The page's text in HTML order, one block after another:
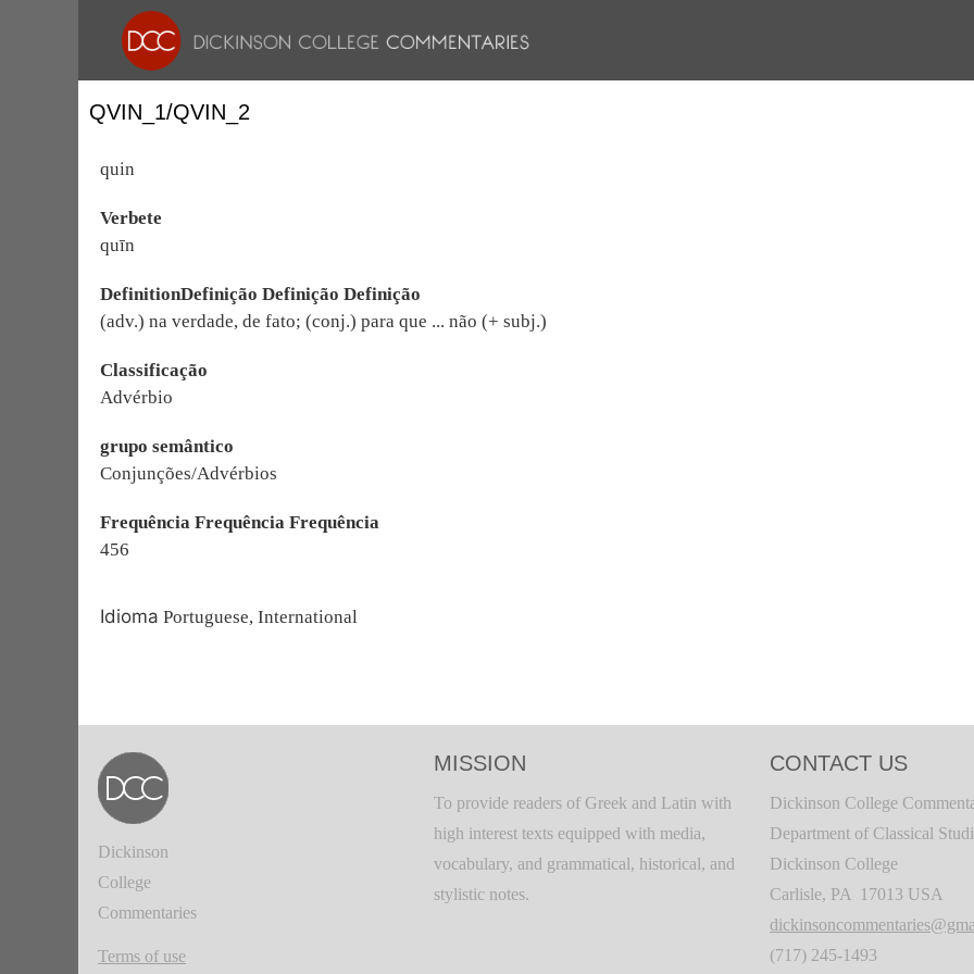
QVIN_1/QVIN_2
quin
Verbete
quīn
DefinitionDefinição Definição Definição
(adv.) na verdade, de fato; (conj.) para que ... não (+ subj.)
Classificação
Advérbio
grupo semântico
Conjunções/Advérbios
Frequência Frequência Frequência
456
Idioma Portuguese, International
Dickinson
College
Commentaries
Terms of use
MISSION
To provide readers of Greek and Latin with
high interest texts equipped with media,
vocabulary, and grammatical, historical, and
stylistic notes.
CONTACT US
Dickinson College
Department of Classical
Dickinson College
Carlisle, PA 17013 USA
(717) 245-1493